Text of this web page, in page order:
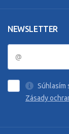
NEWSLETTER
Súhlasím
Zásady